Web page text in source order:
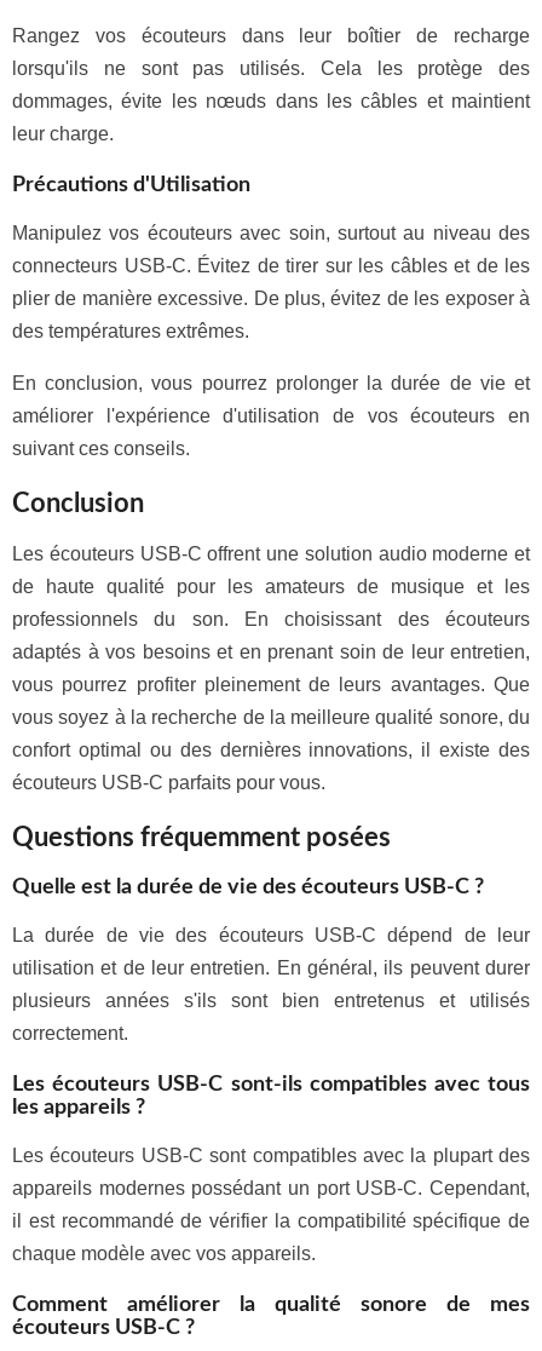
Rangez vos écouteurs dans leur boîtier de recharge
lorsqu'ils ne sont pas utilisés. Cela les protège des
dommages, évite les nœuds dans les câbles et maintient
leur charge.
Précautions d'Utilisation
Manipulez vos écouteurs avec soin, surtout au niveau des
connecteurs USB-C. Évitez de tirer sur les câbles et de les
plier de manière excessive. De plus, évitez de les exposer à
des températures extrêmes.
En conclusion, vous pourrez prolonger la durée de vie et
améliorer l'expérience d'utilisation de vos écouteurs en
suivant ces conseils.
Conclusion
Les écouteurs USB-C offrent une solution audio moderne et
de haute qualité pour les amateurs de musique et les
professionnels du son. En choisissant des écouteurs
adaptés à vos besoins et en prenant soin de leur entretien,
vous pourrez profiter pleinement de leurs avantages. Que
vous soyez à la recherche de la meilleure qualité sonore, du
confort optimal ou des dernières innovations, il existe des
écouteurs USB-C parfaits pour vous.
Questions fréquemment posées
Quelle est la durée de vie des écouteurs USB-C ?
La durée de vie des écouteurs USB-C dépend de leur
utilisation et de leur entretien. En général, ils peuvent durer
plusieurs années s'ils sont bien entretenus et utilisés
correctement.
Les écouteurs USB-C sont-ils compatibles avec tous
les appareils ?
Les écouteurs USB-C sont compatibles avec la plupart des
appareils modernes possédant un port USB-C. Cependant,
il est recommandé de vérifier la compatibilité spécifique de
chaque modèle avec vos appareils.
Comment améliorer la qualité sonore de mes
écouteurs USB-C ?